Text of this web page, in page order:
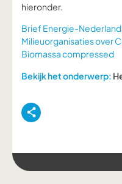
hieronder.
Brief Energie-Nederland
Milieuorganisaties over
Biomassa compressed
Bekijk het onderwerp: